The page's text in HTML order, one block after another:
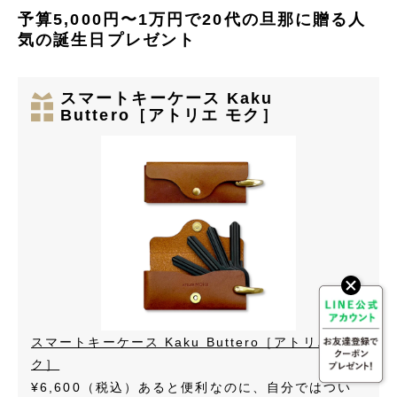
予算5,000円〜1万円で20代の旦那に贈る人
気の誕生日プレゼント
スマートキーケース Kaku
Buttero［アトリエ モク］
スマートキーケース Kaku Buttero［アトリエ モ
ク］
¥6,600（税込） あると便利なのに、自分ではつい